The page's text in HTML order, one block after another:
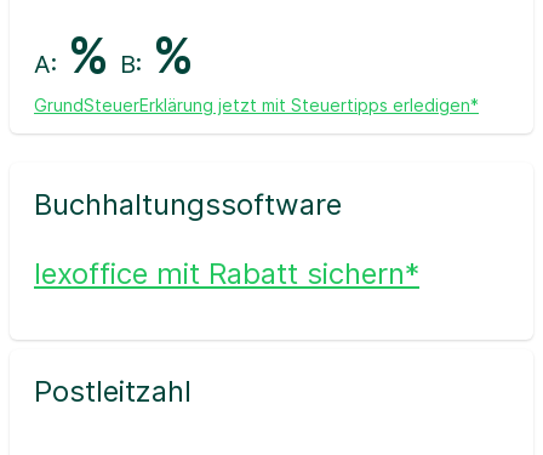
A: % B: %
GrundSteuerErklärung jetzt mit Steuertipps erledigen*
Buchhaltungssoftware
lexoffice mit Rabatt sichern*
Postleitzahl